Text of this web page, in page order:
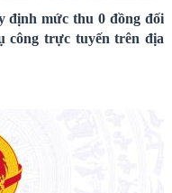
định mức thu 0 đồng đối
công trực tuyến trên địa